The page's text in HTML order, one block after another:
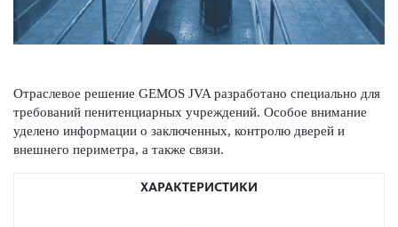
Отрасл­евое решение GEMOS JVA раз­р­а­ботано специально для
требований пенитенциарных учрежд­ений. Особое внимание
уде­лено информации о заключенных, контролю дверей и
внешнего пер­иметра, а также связи.
ХАРАКТЕРИСТИКИ